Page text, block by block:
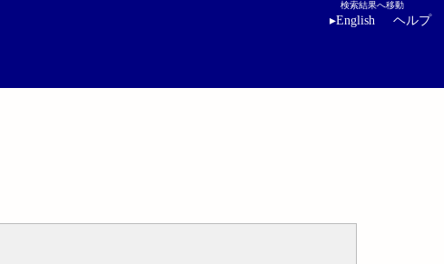
検索結果へ移動
▸English ヘルプ